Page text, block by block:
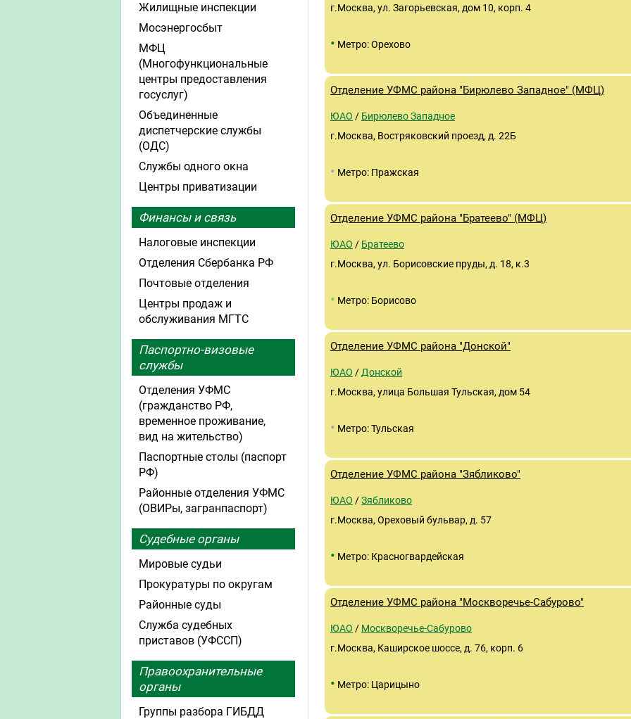
г.Москва, ул. Загорьевская, дом 10, корп. 4
• Метро: Орехово
Отделение УФМС района "Бирюлево Западное" (МФЦ)
ЮАО / Бирюлево Западное
г.Москва, Востряковский проезд, д. 22Б
• Метро: Пражская
Отделение УФМС района "Братеево" (МФЦ)
ЮАО / Братеево
г.Москва, ул. Борисовские пруды, д. 18, к.3
• Метро: Борисово
Отделение УФМС района "Донской"
ЮАО / Донской
г.Москва, улица Большая Тульская, дом 54
• Метро: Тульская
Отделение УФМС района "Зябликово"
ЮАО /Зябликово
г.Москва, Ореховый бульвар, д. 57
• Метро: Красногвардейская
Отделение УФМС района "Москворечье-Сабурово"
ЮАО / Москворечье-Сабурово
г.Москва, Каширское шоссе, д. 76, корп. 6
• Метро: Царицыно
Жилищные инспекции
Мосэнергосбыт
МФЦ
(Многофункциональные
центры предоставления
госуслуг)
Объединенные
диспетчерские службы
(ОДС)
Службы одного окна
Центры приватизации
Финансы и связь
Налоговые инспекции
Отделения Сбербанка РФ
Почтовые отделения
Центры продаж и
обслуживания МГТС
Паспортно-визовые
службы
Отделения УФМС
(гражданство РФ,
временное проживание,
вид на жительство)
Паспортные столы (паспорт
РФ)
Районные отделения УФМС
(ОВИРы, загранпаспорт)
Судебные органы
Мировые судьи
Прокуратуры по округам
Районные суды
Служба судебных
приставов (УФССП)
Правоохранительные
органы
Группы разбора ГИБДД